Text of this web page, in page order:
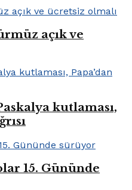
açık ve
kutlaması,
15. Gününde